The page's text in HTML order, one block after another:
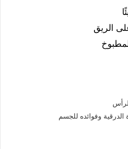
الريق
الدرقية وفوائده للجسم